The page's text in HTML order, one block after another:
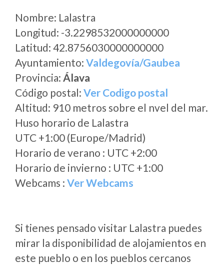
Nombre: Lalastra
Longitud: -3.2298532000000000
Latitud: 42.8756030000000000
Ayuntamiento: Valdegovía/Gaubea
Provincia: Álava
Código postal: Ver Codigo postal
Altitud: 910 metros sobre el nvel del mar.
Huso horario de Lalastra
UTC +1:00 (Europe/Madrid)
Horario de verano : UTC +2:00
Horario de invierno : UTC +1:00
Webcams : Ver Webcams
Si tienes pensado visitar Lalastra puedes
mirar la disponibilidad de alojamientos en
este pueblo o en los pueblos cercanos